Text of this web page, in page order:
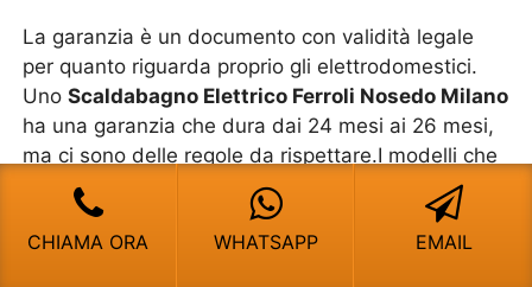
La garanzia è un documento con validità legale
per quanto riguarda proprio gli elettrodomestici.
UnoScaldabagno Elettrico Ferroli Nosedo Milano
ha una garanzia che dura dai 24 mesi ai 26 mesi,
ma ci sono delle regole da rispettare.I modelli che
costano poco, quindi sono economici, spesso sono
montati direttamente dall’utente. Una volta
installato, se non ci sono state delle manomissioni
CHIAMA ORA WHATSAPP EMAIL